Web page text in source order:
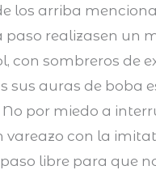
los arriba
paso realizasen un
con sombreros de
sus auras de boba
por miedo a
vareazo con la
libre para que